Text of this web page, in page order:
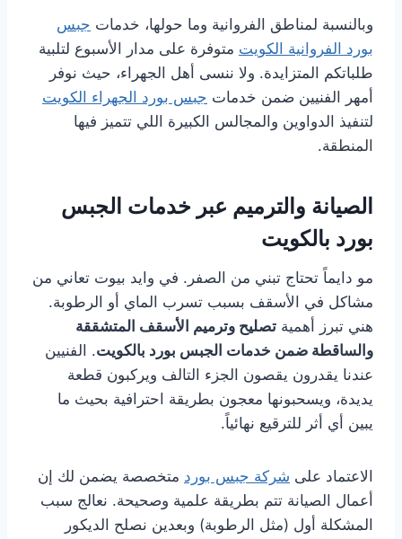
وبالنسبة لمناطق الفروانية وما حولها، خدمات جبس
بورد الفروانية الكويت متوفرة على مدار الأسبوع لتلبية
طلباتكم المتزايدة. ولا ننسى أهل الجهراء، حيث نوفر
أمهر الفنيين ضمن خدمات جبس بورد الجهراء الكويت
لتنفيذ الدواوين والمجالس الكبيرة اللي تتميز فيها
المنطقة.
الصيانة والترميم عبر خدمات الجبس
بورد بالكويت
مو دايماً تحتاج تبني من الصفر. في وايد بيوت تعاني من
مشاكل في الأسقف بسبب تسرب الماي أو الرطوبة.
هني تبرز أهمية تصليح وترميم الأسقف المتشققة
والساقطة ضمن خدمات الجبس بورد بالكويت. الفنيين
عندنا يقدرون يقصون الجزء التالف ويركبون قطعة
يديدة، ويسحبونها معجون بطريقة احترافية بحيث ما
يبين أي أثر للترقيع نهائياً.
الاعتماد على شركة جبس بورد متخصصة يضمن لك إن
أعمال الصيانة تتم بطريقة علمية وصحيحة. نعالج سبب
المشكلة أول (مثل الرطوبة) وبعدين نصلح الديكور